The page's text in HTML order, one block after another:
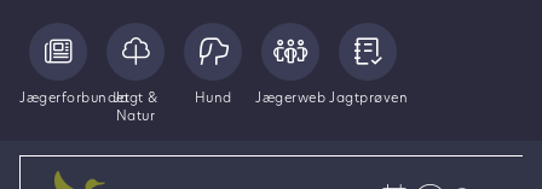
JægerforbundetJagt &
Natur
Hund Jægerweb Jagtprøven